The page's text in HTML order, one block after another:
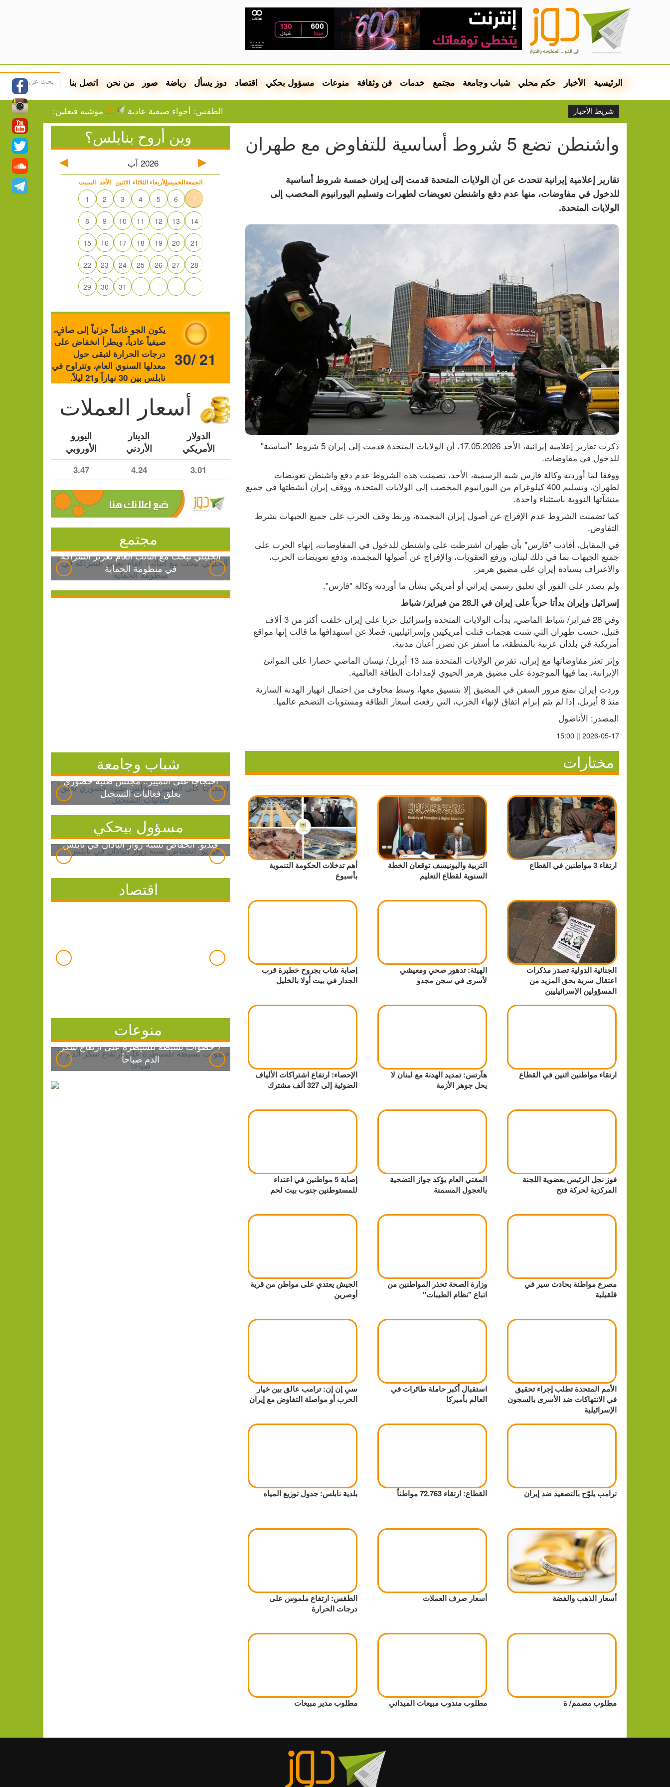
الرئيسية الأخبار حكم محلي شباب وجامعة مجتمع خدمات فن وثقافة منوعات مسؤول بحكي اقتصاد دوز يسأل رياضة صور من نحن اتصل بنا
شريط الأخبار الطقس: أجواء صيفية عادية موشيه فيغلين: إما التهجير أو الموت
واشنطن تضع 5 شروط أساسية للتفاوض مع طهران
تقارير إعلامية إيرانية تتحدث عن أن الولايات المتحدة قدمت إلى إيران خمسة شروط أساسية
للدخول في مفاوضات، منها عدم دفع واشنطن تعويضات لطهرات وتسليم اليورانيوم المخصب إلى
الولايات المتحدة.
للدخول في مفاوضات.
منشآتها النووية باستثناء واحدة.
التفاوض.
والاعتراف بسيادة إيران على مضيق هرمز.
ولم يصدر على الفور أي تعليق رسمي إيراني أو أمريكي بشأن ما أوردته وكالة "فارس".
إسرائيل وإيران بدأتا حرباً على إيران في الـ28 من فبراير/ شباط
أمريكية في بلدان عربية بالمنطقة، ما أسفر عن تضرر أعيان مدنية.
الإيرانية، بما فيها الموجودة على مضيق هرمز الحيوي لإمدادات الطاقة العالمية.
منذ 8 أبريل، إذا لم يتم إبرام اتفاق لإنهاء الحرب، التي رفعت أسعار الطاقة ومستويات التضخم عالميا.
المصدر: الأناضول
2026-05-17 || 15:00
مختارات
ارتقاء 3 مواطنين في القطاع
التربية واليونيسف توقعان الخطة
السنوية لقطاع التعليم
أهم تدخلات الحكومة التنموية
بأسبوع
الجنائية الدولية تصدر مذكرات
اعتقال سرية بحق المزيد من
المسؤولين الإسرائيليين
الهيئة: تدهور صحي ومعيشي
لأسرى في سجن مجدو
إصابة شاب بجروح خطيرة قرب
الجدار في بيت أولا بالخليل
ارتقاء مواطنين اثنين في القطاع
هآرتس: تمديد الهدنة مع لبنان لا
يحل جوهر الأزمة
الإحصاء: ارتفاع اشتراكات الألياف
الضوئية إلى 327 ألف مشترك
فوز نجل الرئيس بعضوية اللجنة
المركزية لحركة فتح
المفتي العام يؤكد جواز التضحية
بالعجول المسمنة
إصابة 5 مواطنين في اعتداء
للمستوطنين جنوب بيت لحم
مصرع مواطنة بحادث سير في
قلقيلية
وزارة الصحة تحذر المواطنين من
اتباع "نظام الطيبات"
الجيش يعتدي على مواطن من قرية
أوصرين
الأمم المتحدة تطلب إجراء تحقيق
في الانتهاكات ضد الأسرى بالسجون
الإسرائيلية
استقبال أكبر حاملة طائرات في
العالم بأميركا
سي إن إن: ترامب عالق بين خيار
الحرب أو مواصلة التفاوض مع إيران
ترامب يلوّح بالتصعيد ضد إيران القطاع: ارتقاء 72.763 مواطناً بلدية نابلس: جدول توزيع المياه
أسعار الذهب والفضة أسعار صرف العملات
الطقس: ارتفاع ملموس على
درجات الحرارة
مطلوب مصمم/ ة مطلوب مندوب مبيعات الميداني مطلوب مدير مبيعات
وين أروح بنابلس؟
2026 آب
السبت الأحد الاثنين الثلاثاء الأربعاءالخميسالجمعة
1 2 3 4 5 6 7
8 9 10 11 12 13 14
15 16 17 18 19 20 21
22 23 24 25 26 27 28
29 30 31
يكون الجو غائماً جزئياً إلى صافٍ،
صيفياً عادياً، ويطرأ انخفاض على
درجات الحرارة لتبقى حول
معدلها السنوي العام، وتتراوح في
نابلس بين 30 نهاراً و21 ليلاً.
30/ 21
أسعار العملات
الدولار
الأمريكي
الدينار
الأردني
اليورو
الأوروبي
3.01
4.24
3.47
مجتمع
الخليلي تبحث مع النائب العام تعزيز الشراكة
في منظومة الحماية
شباب وجامعة
احتجاجاً على التمييز.. مجلس طلبة خضوري
يعلق فعاليات التسجيل
مسؤول بيحكي
فيديو: انخفاض نسبة زوار الباذان في نابلس
اقتصاد
منوعات
7 خطوات بسيطة للسيطرة على ارتفاع سكر
الدم صباحاً